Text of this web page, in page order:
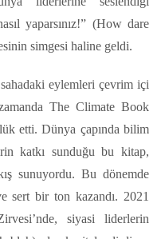
yaparsınız!” (How dare
simgesi haline geldi.
eylemleri çevrim içi
The Climate Book
etti. Dünya çapında bilim
katkı sunduğu bu kitap,
sunuyordu. Bu dönemde
sert bir ton kazandı. 2021
siyasi liderlerin